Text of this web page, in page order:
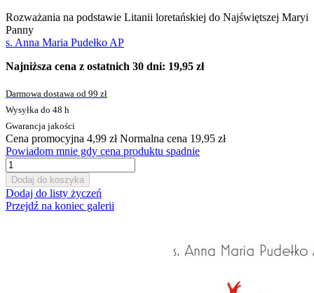
Rozważania na podstawie Litanii loretańskiej do Najświętszej Maryi
Panny
s. Anna Maria Pudełko AP
Najniższa cena z ostatnich 30 dni: 19,95 zł
Darmowa dostawa od 99 zł
Wysyłka do 48 h
Gwarancja jakości
Cena promocyjna 4,99 zł Normalna cena 19,95 zł
Powiadom mnie gdy cena produktu spadnie
Dodaj do koszyka
Dodaj do listy życzeń
Przejdź na koniec galerii